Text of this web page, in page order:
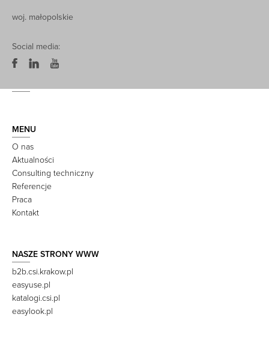
woj. małopolskie
Social media:
MENU
O nas
Aktualności
Consulting techniczny
Referencje
Praca
Kontakt
NASZE STRONY WWW
b2b.csi.krakow.pl
easyuse.pl
katalogi.csi.pl
easylook.pl